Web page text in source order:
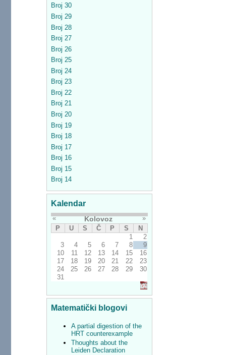
Broj 30
Broj 29
Broj 28
Broj 27
Broj 26
Broj 25
Broj 24
Broj 23
Broj 22
Broj 21
Broj 20
Broj 19
Broj 18
Broj 17
Broj 16
Broj 15
Broj 14
Kalendar
« Kolovoz
»
P
U S Č P S
N
1
2
3
4 5 6 7 8
9
10
11 12 13 14 15
16
17
18 19 20 21 22
23
24
25 26 27 28 29
30
31
Matematički blogovi
A partial digestion of the
HRT counterexample
Thoughts about the
Leiden Declaration